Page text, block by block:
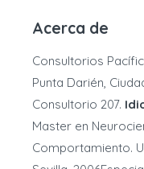
Acerca de
Consultorios
Punta Darién,
Consultorio 207.
Master en
Comportamiento.